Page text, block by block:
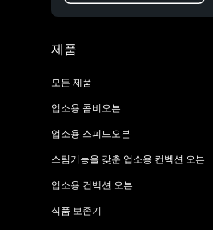
제품
모든 제품
업소용 콤비오븐
업소용 스피드오븐
스팀기능을 갖춘 업소용 컨벡션 오븐
업소용 컨벡션 오븐
식품 보존기